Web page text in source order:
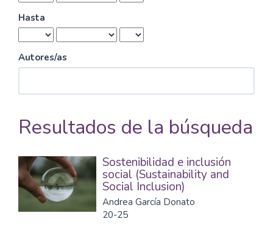
Hasta
Autores/as
Resultados de la búsqueda
Sostenibilidad e inclusión
social (Sustainability and
Social Inclusion)
Andrea García Donato
20-25